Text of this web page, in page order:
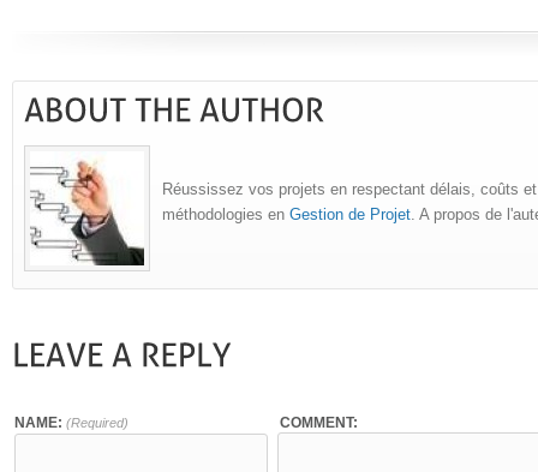
Réussissez vos projets en respectant délais, coûts
méthodologies en Gestion de Projet. A propos de
NAME: (Required) COMMENT: